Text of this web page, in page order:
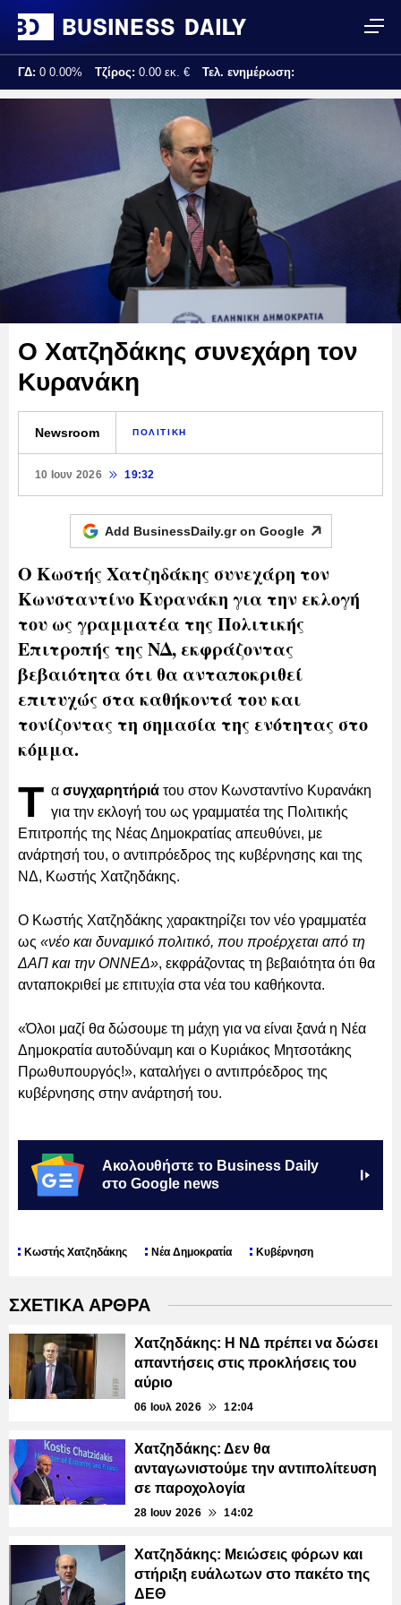
ΓΔ: 0 0.00% Τζίρος: 0.00 εκ. € Τελ. ενημέρωση:
Ο Χατζηδάκης συνεχάρη τον
Κυρανάκη
Newsroom ΠΟΛΙΤΙΚΗ
10 Ιουν 2026 19:32
Add BusinessDaily.gr on Google
Ο Κωστής Χατζηδάκης συνεχάρη τον
Κωνσταντίνο Κυρανάκη για την εκλογή
του ως γραμματέα της Πολιτικής
Επιτροπής της ΝΔ, εκφράζοντας
βεβαιότητα ότι θα ανταποκριθεί
επιτυχώς στα καθήκοντά του και
τονίζοντας τη σημασία της ενότητας στο
κόμμα.
Τ α συγχαρητήριά του στον Κωνσταντίνο Κυρανάκη
για την εκλογή του ως γραμματέα της Πολιτικής
Επιτροπής της Νέας Δημοκρατίας απευθύνει, με
ανάρτησή του, ο αντιπρόεδρος της κυβέρνησης και της
ΝΔ, Κωστής Χατζηδάκης.
Ο Κωστής Χατζηδάκης χαρακτηρίζει τον νέο γραμματέα
ως «νέο και δυναμικό πολιτικό, που προέρχεται από τη
ΔΑΠ και την ΟΝΝΕΔ», εκφράζοντας τη βεβαιότητα ότι θα
ανταποκριθεί με επιτυχία στα νέα του καθήκοντα.
«Όλοι μαζί θα δώσουμε τη μάχη για να είναι ξανά η Νέα
Δημοκρατία αυτοδύναμη και ο Κυριάκος Μητσοτάκης
Πρωθυπουργός!», καταλήγει ο αντιπρόεδρος της
κυβέρνησης στην ανάρτησή του.
Ακολουθήστε το Business Daily
στο Google news
Κωστής Χατζηδάκης Νέα Δημοκρατία Κυβέρνηση
ΣΧΕΤΙΚΑ ΑΡΘΡΑ
Χατζηδάκης: Η ΝΔ πρέπει να δώσει
απαντήσεις στις προκλήσεις του
αύριο
06 Ιουλ 2026 12:04
Χατζηδάκης: Δεν θα
ανταγωνιστούμε την αντιπολίτευση
σε παροχολογία
28 Ιουν 2026 14:02
Χατζηδάκης: Μειώσεις φόρων και
στήριξη ευάλωτων στο πακέτο της
ΔΕΘ